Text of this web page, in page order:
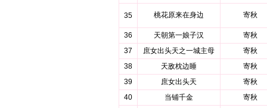
35 桃花原来在身边 寄秋
36 天朝第一娘子汉
寄秋
37
庶女出头天之一城主母
寄秋
38
天敌枕边睡
寄秋
39
庶女出头天
寄秋
40
当铺千金
寄秋